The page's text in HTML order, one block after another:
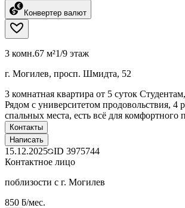
Конвертер валют
3 комн.67 м²1/9 этаж
г. Могилев, просп. Шмидта, 52
3 комнатная квартира от 5 суток
Рядом с университетом продовольствия, 4
спальных места, есть всё для комфортного
Контакты
Написать
15.12.2025 ID 3975744
Контактное лицо
поблизости с г. Могилев
850 ƃ/мес.